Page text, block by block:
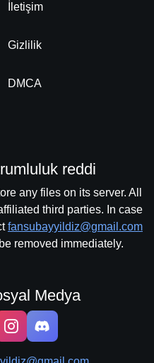
İletişim
Gizlilik
DMCA
reddi
any files on its server. All
third parties. In case
fansubayyildiz@gmail.com
removed immediately.
Medya